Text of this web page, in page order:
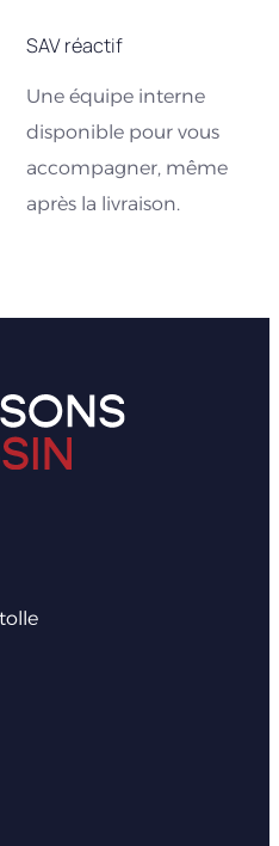
SAV réactif
Une équipe interne
disponible pour vous
accompagner, même
après la livraison.